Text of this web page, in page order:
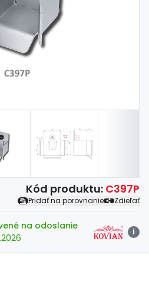
Kód produktu: C397P
Pridať na porovnanie Zdieľať
na odoslanie
i